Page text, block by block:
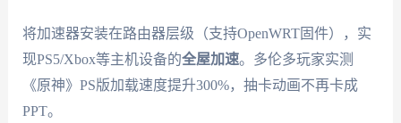
将加速器安装在路由器层级（支持OpenWRT固件），实
现PS5/Xbox等主机设备的全屋加速。多伦多玩家实测
《原神》PS版加载速度提升300%，抽卡动画不再卡成
PPT。